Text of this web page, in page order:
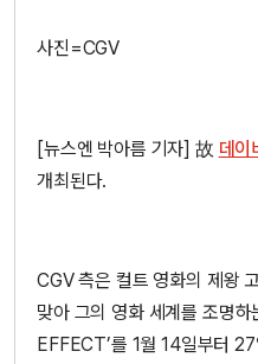
사진=CGV
[뉴스엔 박아름 기자] 故 데이
개최된다.
CGV 측은 컬트 영화의 제왕
맞아 그의 영화 세계를 조명
EFFECT’를 1월 14일부터